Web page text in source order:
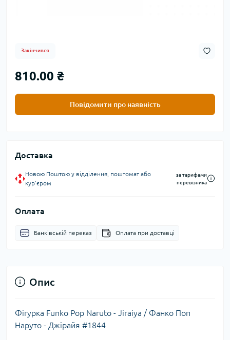
Закінчився
810.00 ₴
Повідомити про наявність
Доставка
Новою Поштою у відділення, поштомат або
кур'єром
за тарифами
перевізника
Оплата
Банківській переказ Оплата при доставці
Опис
Фігурка Funko Pop Naruto - Jiraiya / Фанко Поп
Наруто - Джірайя #1844